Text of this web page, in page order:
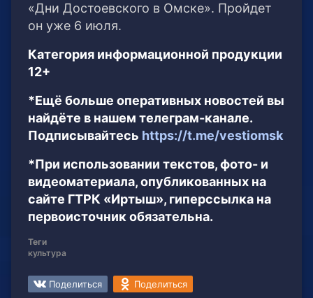
«Дни Достоевского в Омске». Пройдет
он уже 6 июля.
Категория информационной продукции
12+
*Ещё больше оперативных новостей вы
найдёте в нашем телеграм-канале.
Подписывайтесь https://t.me/vestiomsk
*При использовании текстов, фото- и
видеоматериала, опубликованных на
сайте ГТРК «Иртыш», гиперссылка на
первоисточник обязательна.
Теги
культура
Поделиться Поделиться